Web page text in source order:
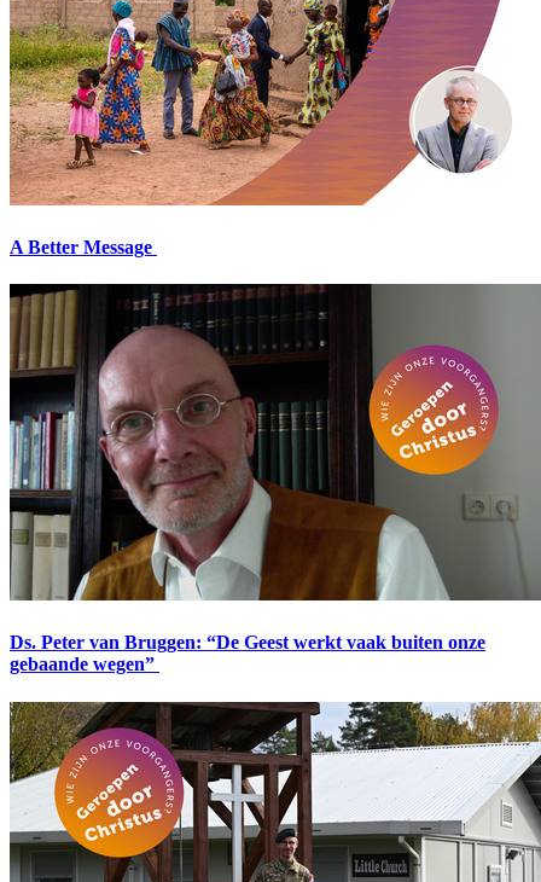
A Better Message
Ds. Peter van Bruggen: “De Geest werkt vaak buiten onze
gebaande wegen”